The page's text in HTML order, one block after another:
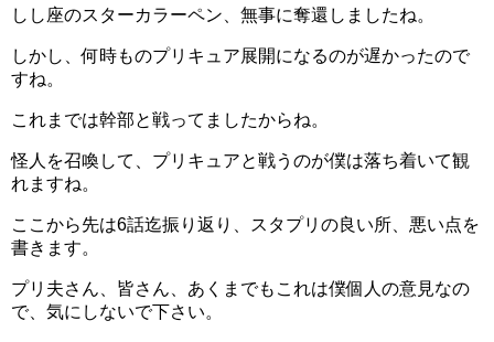
しし座のスターカラーペン、無事に奪還しましたね。
しかし、何時ものプリキュア展開になるのが遅かったので
すね。
これまでは幹部と戦ってましたからね。
怪人を召喚して、プリキュアと戦うのが僕は落ち着いて観
れますね。
ここから先は6話迄振り返り、スタプリの良い所、悪い点を
書きます。
プリ夫さん、皆さん、あくまでもこれは僕個人の意見なの
で、気にしないで下さい。